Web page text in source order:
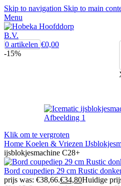
Skip to navigation Skip to main
Menu
0 artikelen €0,00
-15%
Klik om te vergroten
Home Koelen & Vriezen
ijsblokjesmachine C28+
Bord coupediep 29 cm Rustic
prijs was: €38,66.€34,80Huidige